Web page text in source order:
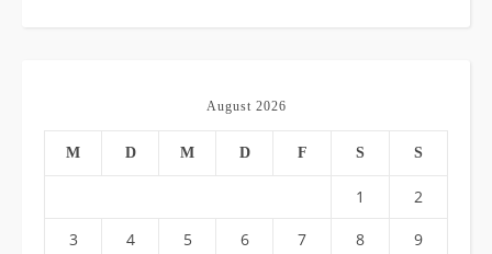
August 2026
M D M D F S S
1 2
3 4 5 6 7 8 9